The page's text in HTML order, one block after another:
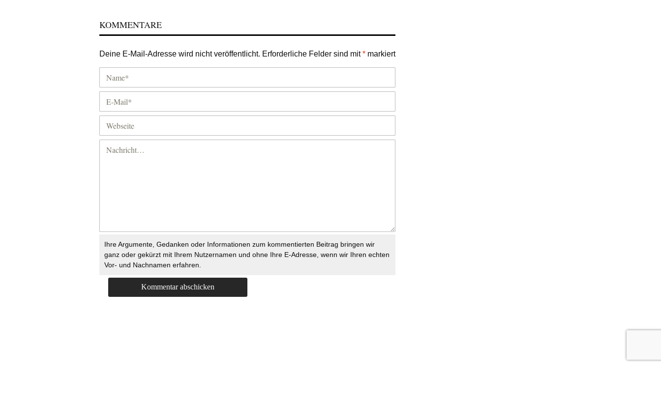
KOMMENTARE
Deine E-Mail-Adresse wird nicht veröffentlicht. Erforderliche Felder sind mit* markiert
Ihre Argumente, Gedanken oder Informationen zum kommentierten Beitrag bringen wir
ganz oder gekürzt mit Ihrem Nutzernamen und ohne Ihre E-Adresse, wenn wir Ihren echten
Vor- und Nachnamen erfahren.